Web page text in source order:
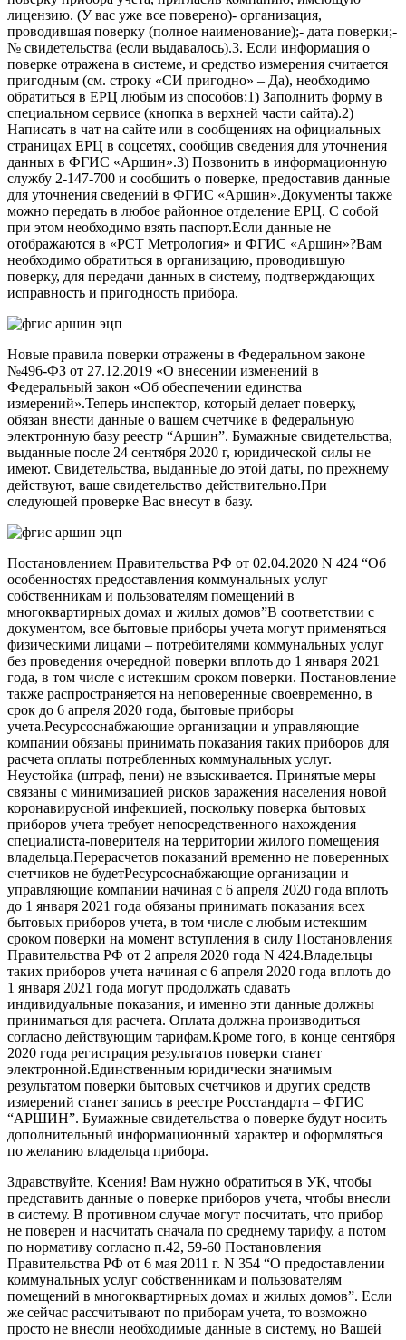
лицензию. (У вас уже все поверено)- организация,
проводившая поверку (полное наименование);- дата поверки;-
№ свидетельства (если выдавалось).3. Если информация о
поверке отражена в системе, и средство измерения считается
пригодным (см. строку «СИ пригодно» – Да), необходимо
обратиться в ЕРЦ любым из способов:1) Заполнить форму в
специальном сервисе (кнопка в верхней части сайта).2)
Написать в чат на сайте или в сообщениях на официальных
страницах ЕРЦ в соцсетях, сообщив сведения для уточнения
данных в ФГИС «Аршин».3) Позвонить в информационную
службу 2-147-700 и сообщить о поверке, предоставив данные
для уточнения сведений в ФГИС «Аршин».Документы также
можно передать в любое районное отделение ЕРЦ. С собой
при этом необходимо взять паспорт.Если данные не
отображаются в «РСТ Метрология» и ФГИС «Аршин»?Вам
необходимо обратиться в организацию, проводившую
поверку, для передачи данных в систему, подтверждающих
исправность и пригодность прибора.
Новые правила поверки отражены в Федеральном законе
№496-ФЗ от 27.12.2019 «О внесении изменений в
Федеральный закон «Об обеспечении единства
измерений».Теперь инспектор, который делает поверку,
обязан внести данные о вашем счетчике в федеральную
электронную базу реестр “Аршин”. Бумажные свидетельства,
выданные после 24 сентября 2020 г, юридической силы не
имеют. Свидетельства, выданные до этой даты, по прежнему
действуют, ваше свидетельство действительно.При
следующей проверке Вас внесут в базу.
Постановлением Правительства РФ от 02.04.2020 N 424 “Об
особенностях предоставления коммунальных услуг
собственникам и пользователям помещений в
многоквартирных домах и жилых домов”В соответствии с
документом, все бытовые приборы учета могут применяться
физическими лицами – потребителями коммунальных услуг
без проведения очередной поверки вплоть до 1 января 2021
года, в том числе с истекшим сроком поверки. Постановление
также распространяется на неповеренные своевременно, в
срок до 6 апреля 2020 года, бытовые приборы
учета.Ресурсоснабжающие организации и управляющие
компании обязаны принимать показания таких приборов для
расчета оплаты потребленных коммунальных услуг.
Неустойка (штраф, пени) не взыскивается. Принятые меры
связаны с минимизацией рисков заражения населения новой
коронавирусной инфекцией, поскольку поверка бытовых
приборов учета требует непосредственного нахождения
специалиста-поверителя на территории жилого помещения
владельца.Перерасчетов показаний временно не поверенных
счетчиков не будетРесурсоснабжающие организации и
управляющие компании начиная с 6 апреля 2020 года вплоть
до 1 января 2021 года обязаны принимать показания всех
бытовых приборов учета, в том числе с любым истекшим
сроком поверки на момент вступления в силу Постановления
Правительства РФ от 2 апреля 2020 года N 424.Владельцы
таких приборов учета начиная с 6 апреля 2020 года вплоть до
1 января 2021 года могут продолжать сдавать
индивидуальные показания, и именно эти данные должны
приниматься для расчета. Оплата должна производиться
согласно действующим тарифам.Кроме того, в конце сентября
2020 года регистрация результатов поверки станет
электронной.Единственным юридически значимым
результатом поверки бытовых счетчиков и других средств
измерений станет запись в реестре Росстандарта – ФГИС
“АРШИН”. Бумажные свидетельства о поверке будут носить
дополнительный информационный характер и оформляться
по желанию владельца прибора.
Здравствуйте, Ксения! Вам нужно обратиться в УК, чтобы
представить данные о поверке приборов учета, чтобы внесли
в систему. В противном случае могут посчитать, что прибор
не поверен и насчитать сначала по среднему тарифу, а потом
по нормативу согласно п.42, 59-60 Постановления
Правительства РФ от 6 мая 2011 г. N 354 “О предоставлении
коммунальных услуг собственникам и пользователям
помещений в многоквартирных домах и жилых домов”. Если
же сейчас рассчитывают по приборам учета, то возможно
просто не внесли необходимые данные в систему, но Вашей